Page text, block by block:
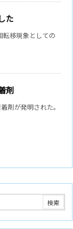
た
転移現象としての
剤
剤が発明された。